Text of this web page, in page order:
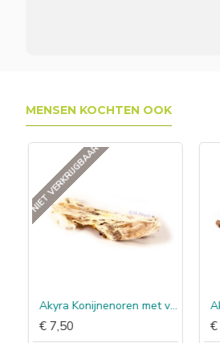
MENSEN KOCHTEN OOK
NIET VERKRIJGBAAR
Akyra Konijnenoren met vacht
€ 7,50 €